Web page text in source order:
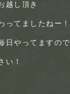
越し頂き
ってましたねー！
日やってますので
い！